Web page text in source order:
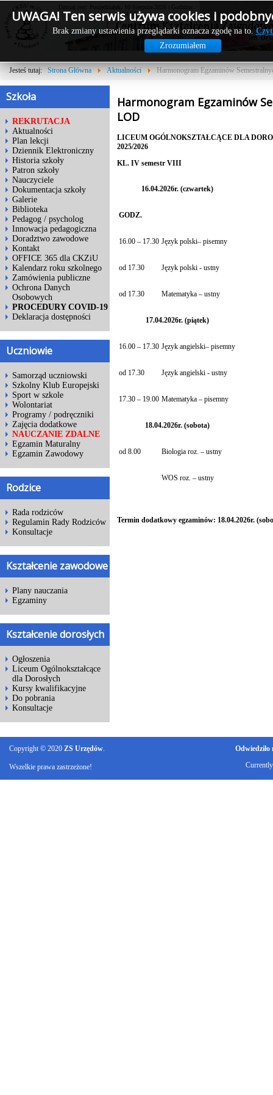
UWAGA! Ten serwis używa cookies i
Brak zmiany ustawienia przeglądarki oznacza zgodę na to.
Zrozumiałem
Dzisiaj jest: Poniedziałek, 10 Sierpnia 2026 | Godzina:
12:34:50
Jesteś tutaj: Strona Główna Aktualności Harmonogram Egzaminów
Szkoła
REKRUTACJA
Aktualności
Plan lekcji
Dziennik Elektroniczny
Historia szkoły
Patron szkoły
Nauczyciele
Dokumentacja szkoły
Galerie
Biblioteka
Pedagog / psycholog
Innowacja pedagogiczna
Doradztwo zawodowe
Kontakt
OFFICE 365 dla CKZiU
Kalendarz roku szkolnego
Zamówienia publiczne
Ochrona Danych
Osobowych
PROCEDURY COVID-19
Deklaracja dostępności
Uczniowie
Samorząd uczniowski
Szkolny Klub Europejski
Sport w szkole
Wolontariat
Programy / podręczniki
Zajęcia dodatkowe
NAUCZANIE ZDALNE
Egzamin Maturalny
Egzamin Zawodowy
Rodzice
Rada rodziców
Regulamin Rady Rodziców
Konsultacje
Kształcenie zawodowe
Plany nauczania
Egzaminy
Kształcenie dorosłych
Ogłoszenia
Liceum Ogólnokształcące
dla Dorosłych
Kursy kwalifikacyjne
Do pobrania
Konsultacje
Harmonogram Egzaminów
LOD
LICEUM OGÓLNOKSZTAŁCĄCE DLA
2025/2026
KL. IV semestr VIII
16.04.2026r. (czwartek)
GODZ.
16.00 – 17.30 Język polski– pisemny
od 17.30 Język polski - ustny
od 17.30 Matematyka – ustny
17.04.2026r. (piątek)
16.00 – 17.30 Język angielski– pisemny
od 17.30 Język angielski - ustny
17.30 – 19.00 Matematyka – pisemny
18.04.2026r. (sobota)
od 8.00 Biologia roz. – ustny
WOS roz. – ustny
Termin dodatkowy egzaminów: 18.04.2026r.
Copyright © 2020 ZS Urzędów.
Wszelkie prawa zastrzeżone!
Odwiedziło